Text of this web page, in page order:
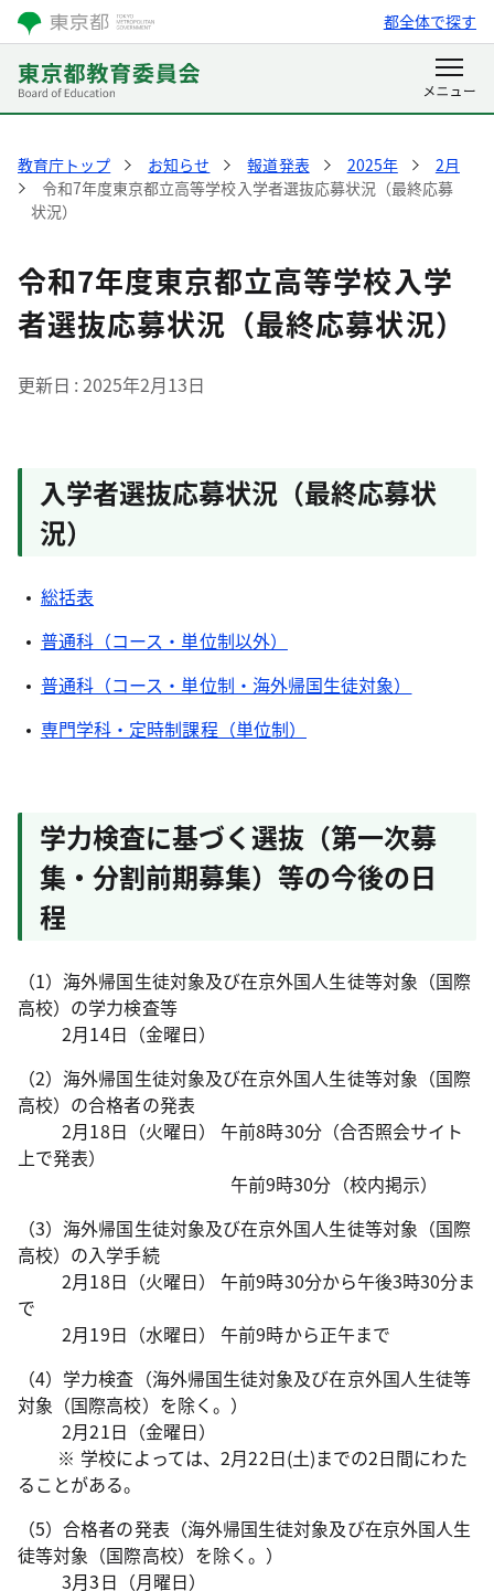
都全体で探す
教育庁トップ お知らせ 報道発表 2025年
2月
令和7年度東京都立高等学校入学者選抜応募状況（最終応募
状況）
令和7年度東京都立高等学校入学
者選抜応募状況（最終応募状況）
更新日 2025年2月13日
入学者選抜応募状況（最終応募状
況）
総括表
普通科（コース・単位制以外）
普通科（コース・単位制・海外帰国生徒対象）
専門学科・定時制課程（単位制）
学力検査に基づく選抜（第一次募
集・分割前期募集）等の今後の日
程
（1）海外帰国生徒対象及び在京外国人生徒等対象（国際
高校）の学力検査等
2月14日（金曜日）
（2）海外帰国生徒対象及び在京外国人生徒等対象（国際
高校）の合格者の発表
2月18日（火曜日） 午前8時30分（合否照会サイト
上で発表）
午前9時30分（校内掲示）
（3）海外帰国生徒対象及び在京外国人生徒等対象（国際
高校）の入学手続
2月18日（火曜日） 午前9時30分から午後3時30分ま
で
2月19日（水曜日） 午前9時から正午まで
（4）学力検査（海外帰国生徒対象及び在京外国人生徒等
対象（国際高校）を除く。）
2月21日（金曜日）
※ 学校によっては、2月22日(土)までの2日間にわた
ることがある。
（5）合格者の発表（海外帰国生徒対象及び在京外国人生
徒等対象（国際高校）を除く。）
3月3日（月曜日）